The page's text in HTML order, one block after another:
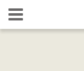
Aller
au
contenu
Gestion de vos